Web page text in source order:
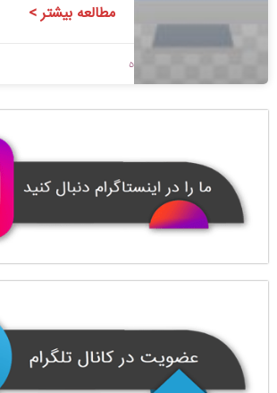
مطالعه بیشتر >
بدون دیدگاه